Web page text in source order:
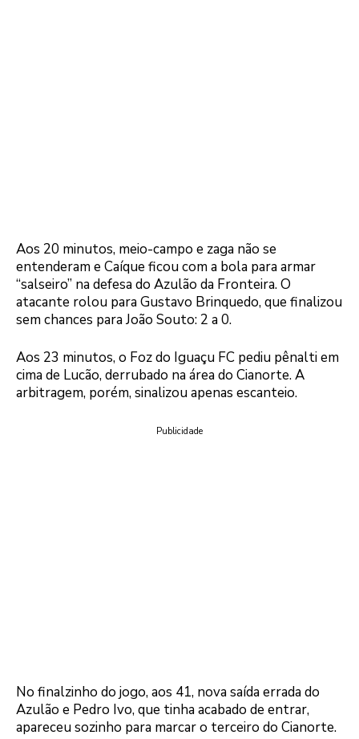
Aos 20 minutos, meio-campo e zaga não se
entenderam e Caíque ficou com a bola para armar
“salseiro” na defesa do Azulão da Fronteira. O
atacante rolou para Gustavo Brinquedo, que finalizou
sem chances para João Souto: 2 a 0.
Aos 23 minutos, o Foz do Iguaçu FC pediu pênalti em
cima de Lucão, derrubado na área do Cianorte. A
arbitragem, porém, sinalizou apenas escanteio.
Publicidade
No finalzinho do jogo, aos 41, nova saída errada do
Azulão e Pedro Ivo, que tinha acabado de entrar,
apareceu sozinho para marcar o terceiro do Cianorte.